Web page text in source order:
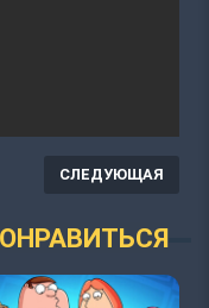
СЛЕДУЮЩАЯ